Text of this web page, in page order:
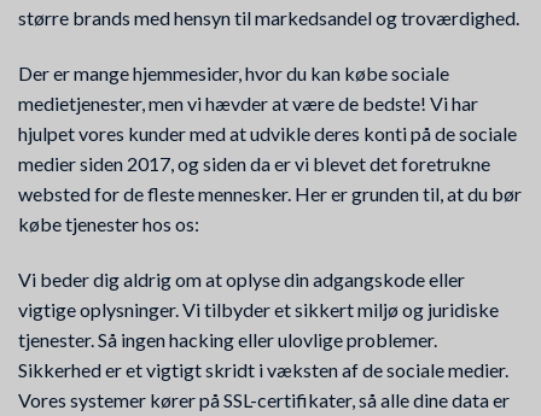
større brands med hensyn til markedsandel og troværdighed.
Der er mange hjemmesider, hvor du kan købe sociale
medietjenester, men vi hævder at være de bedste! Vi har
hjulpet vores kunder med at udvikle deres konti på de sociale
medier siden 2017, og siden da er vi blevet det foretrukne
websted for de fleste mennesker. Her er grunden til, at du bør
købe tjenester hos os:
Vi beder dig aldrig om at oplyse din adgangskode eller
vigtige oplysninger. Vi tilbyder et sikkert miljø og juridiske
tjenester. Så ingen hacking eller ulovlige problemer.
Sikkerhed er et vigtigt skridt i væksten af de sociale medier.
Vores systemer kører på SSL-certifikater, så alle dine data er